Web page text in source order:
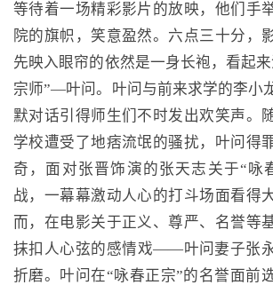
等待着一场精彩影片的放映，他们手
院的旗帜，笑意盈然。六点三十分，
先映入眼帘的依然是一身长袍，看起
宗师”—叶问。叶问与前来求学的李小
默对话引得师生们不时发出欢笑声。
学校遭受了地痞流氓的骚扰，叶问得
奇，面对张晋饰演的张天志关于“咏
战，一幕幕激动人心的打斗场面看得
而，在电影关于正义、尊严、名誉等
抹扣人心弦的感情戏——叶问妻子张
折磨。叶问在“咏春正宗”的名誉面前